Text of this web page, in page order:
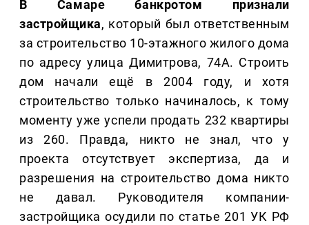
В Самаре банкротом признали
застройщика, который был ответственным
за строительство 10-этажного жилого дома
по адресу улица Димитрова, 74А. Строить
дом начали ещё в 2004 году, и хотя
строительство только начиналось, к тому
моменту уже успели продать 232 квартиры
из 260. Правда, никто не знал, что у
проекта отсутствует экспертиза, да и
разрешения на строительство дома никто
не давал. Руководителя компании-
застройщика осудили по статье 201 УК РФ